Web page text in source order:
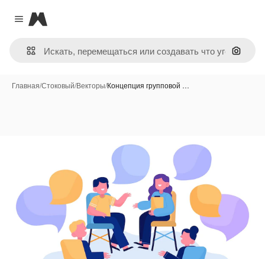
Close menu
Magnific
Поиск
Главная/Стоковый/Векторы/Концепция групповой …